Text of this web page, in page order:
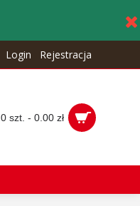
Login Rejestracja
0 szt. - 0.00 zł